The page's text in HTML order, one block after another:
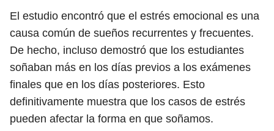
El estudio encontró que el estrés emocional es una
causa común de sueños recurrentes y frecuentes.
De hecho, incluso demostró que los estudiantes
soñaban más en los días previos a los exámenes
finales que en los días posteriores. Esto
definitivamente muestra que los casos de estrés
pueden afectar la forma en que soñamos.